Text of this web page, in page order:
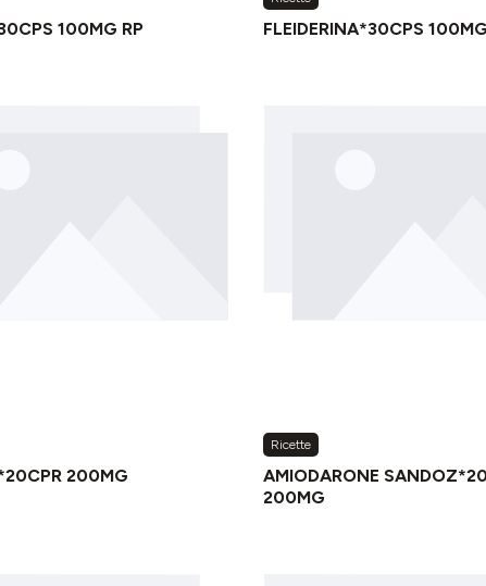
100MG RP FLEIDERINA*30CPS
200MG
Ricette
AMIODARONE
200MG